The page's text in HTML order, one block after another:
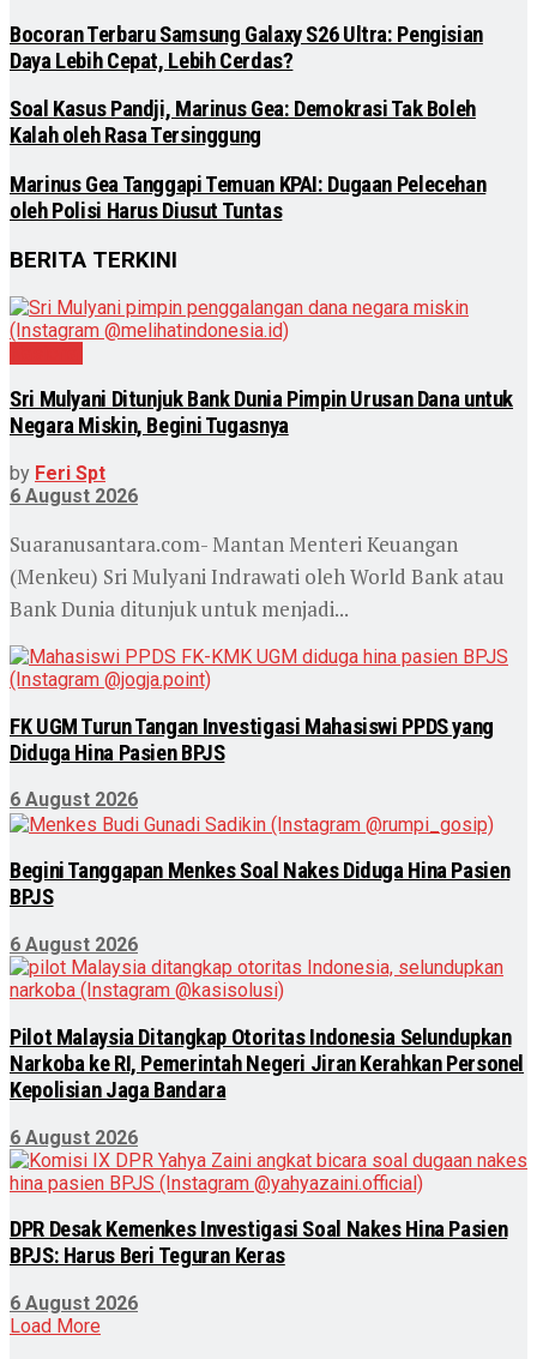
Bocoran Terbaru Samsung Galaxy S26 Ultra: Pengisian
Daya Lebih Cepat, Lebih Cerdas?
Soal Kasus Pandji, Marinus Gea: Demokrasi Tak Boleh
Kalah oleh Rasa Tersinggung
Marinus Gea Tanggapi Temuan KPAI: Dugaan Pelecehan
oleh Polisi Harus Diusut Tuntas
BERITA TERKINI
Sri Mulyani Ditunjuk Bank Dunia Pimpin Urusan Dana untuk
Negara Miskin, Begini Tugasnya
by Feri Spt
6 August 2026
Suaranusantara.com- Mantan Menteri Keuangan
(Menkeu) Sri Mulyani Indrawati oleh World Bank atau
Bank Dunia ditunjuk untuk menjadi...
FK UGM Turun Tangan Investigasi Mahasiswi PPDS yang
Diduga Hina Pasien BPJS
6 August 2026
Begini Tanggapan Menkes Soal Nakes Diduga Hina Pasien
BPJS
6 August 2026
Pilot Malaysia Ditangkap Otoritas Indonesia Selundupkan
Narkoba ke RI, Pemerintah Negeri Jiran Kerahkan Personel
Kepolisian Jaga Bandara
6 August 2026
DPR Desak Kemenkes Investigasi Soal Nakes Hina Pasien
BPJS: Harus Beri Teguran Keras
6 August 2026
Load More